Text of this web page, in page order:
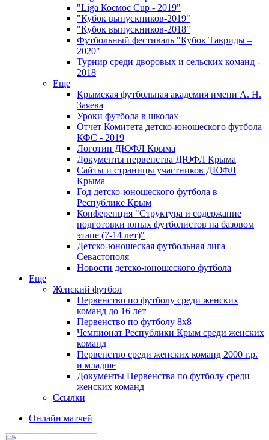
"Liga Космос Cup - 2019"
"Кубок выпускников-2019"
"Кубок выпускников-2018"
Футбольный фестиваль "Кубок Тавриды –
2020"
Турнир среди дворовых и сельских команд -
2018
Еще
Крымская футбольная академия имени А. Н.
Заяева
Уроки футбола в школах
Отчет Комитета детско-юношеского футбола
КФС - 2019
Логотип ДЮФЛ Крыма
Документы первенства ДЮФЛ Крыма
Сайты и страницы участников ДЮФЛ
Крыма
Год детско-юношеского футбола в
Республике Крым
Конференция "Структура и содержание
подготовки юных футболистов на базовом
этапе (7-14 лет)"
Детско-юношеская футбольная лига
Севастополя
Новости детско-юношеского футбола
Еще
Женский футбол
Первенство по футболу среди женских
команд до 16 лет
Первенство по футболу 8х8
Чемпионат Республики Крым среди женских
команд
Первенство среди женских команд 2000 г.р.
и младше
Документы Первенства по футболу среди
женских команд
Ссылки
Онлайн матчей